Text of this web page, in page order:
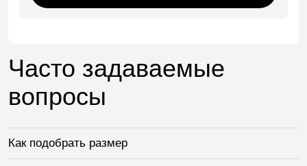
Часто задаваемые
вопросы
Как подобрать размер